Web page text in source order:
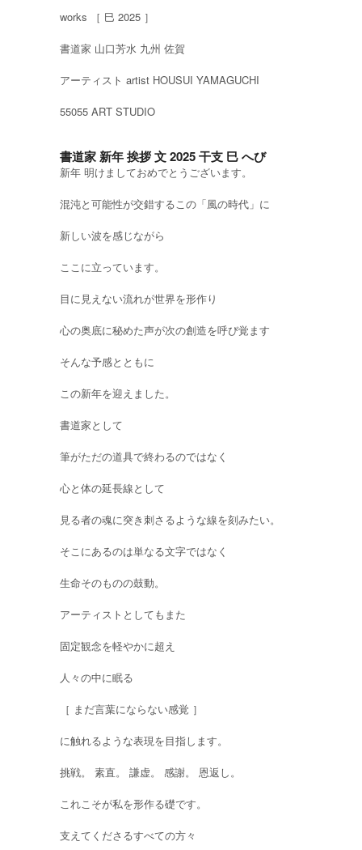
works ［ 巳 2025 ］
書道家 山口芳水 九州 佐賀
アーティスト artist HOUSUI YAMAGUCHI
55055 ART STUDIO
書道家 新年 挨拶 文 2025 干支 巳 へび
新年 明けましておめでとうございます。
混沌と可能性が交錯するこの「風の時代」に
新しい波を感じながら
ここに立っています。
目に見えない流れが世界を形作り
心の奥底に秘めた声が次の創造を呼び覚ます
そんな予感とともに
この新年を迎えました。
書道家として
筆がただの道具で終わるのではなく
心と体の延長線として
見る者の魂に突き刺さるような線を刻みたい。
そこにあるのは単なる文字ではなく
生命そのものの鼓動。
アーティストとしてもまた
固定観念を軽やかに超え
人々の中に眠る
［ まだ言葉にならない感覚 ］
に触れるような表現を目指します。
挑戦。 素直。 謙虚。 感謝。 恩返し。
これこそが私を形作る礎です。
支えてくださるすべての方々